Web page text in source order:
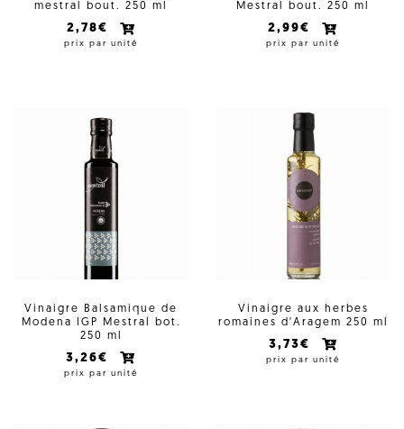
mestral bout. 250 ml
2,78€
prix par unité
Mestral bout. 250 ml
2,99€
prix par unité
Vinaigre Balsamique de
Modena IGP Mestral bot.
250 ml
3,26€
prix par unité
Vinaigre aux herbes
romaines d'Aragem 250 ml
3,73€
prix par unité